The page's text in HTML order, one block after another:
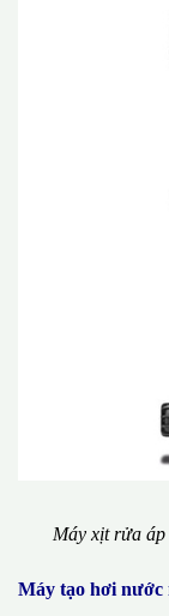
Máy xịt rửa áp
Máy tạo hơi nước